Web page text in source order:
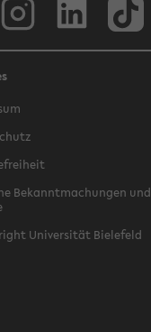
Bekanntmachungen und
Universität Bielefeld